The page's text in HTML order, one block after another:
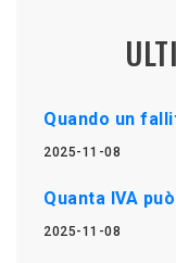
Quando un
2025-11-08
Quanta IVA
2025-11-08